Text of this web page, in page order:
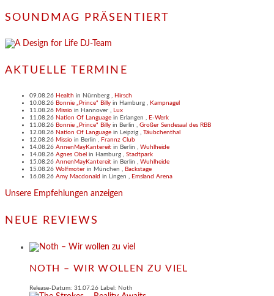
SOUNDMAG PRÄSENTIERT
AKTUELLE TERMINE
09.08.26 Health in Nürnberg , Hirsch
10.08.26 Bonnie „Prince“ Billy in Hamburg , Kampnagel
11.08.26 Missio in Hannover , Lux
11.08.26 Nation Of Language in Erlangen , E-Werk
11.08.26 Bonnie „Prince“ Billy in Berlin , Großer Sendesaal des RBB
12.08.26 Nation Of Language in Leipzig , Täubchenthal
12.08.26 Missio in Berlin , Frannz Club
14.08.26 AnnenMayKantereit in Berlin , Wuhlheide
14.08.26 Agnes Obel in Hamburg , Stadtpark
15.08.26 AnnenMayKantereit in Berlin , Wuhlheide
15.08.26 Wolfmoter in München , Backstage
16.08.26 Amy Macdonald in Lingen , Emsland Arena
Unsere Empfehlungen anzeigen
NEUE REVIEWS
NOTH – WIR WOLLEN ZU VIEL
Release-Datum: 31.07.26 Label: Noth